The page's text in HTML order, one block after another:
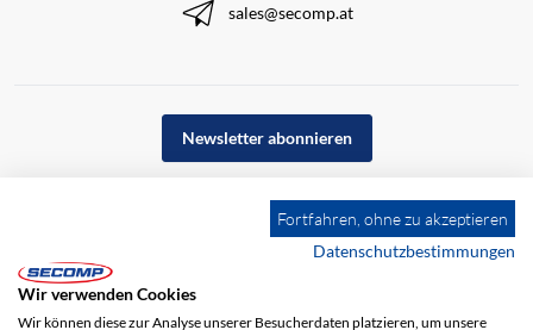
sales@secomp.at
Newsletter abonnieren
Fortfahren, ohne zu akzeptieren
Datenschutzbestimmungen
Wir verwenden Cookies
Wir können diese zur Analyse unserer Besucherdaten platzieren, um unsere